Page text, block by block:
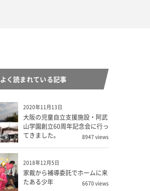
よく読まれている記事
2020年11月13日
大阪の児童自立支援施設・阿武
山学園創立60周年記念会に行っ
てきました。
8947 views
2018年12月5日
家裁から補導委託でホームに来
たある少年
6670 views